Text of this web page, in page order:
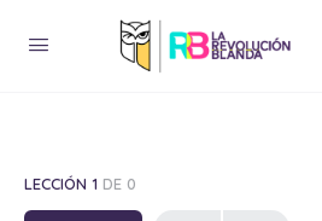
LECCIÓN 1 DE 0